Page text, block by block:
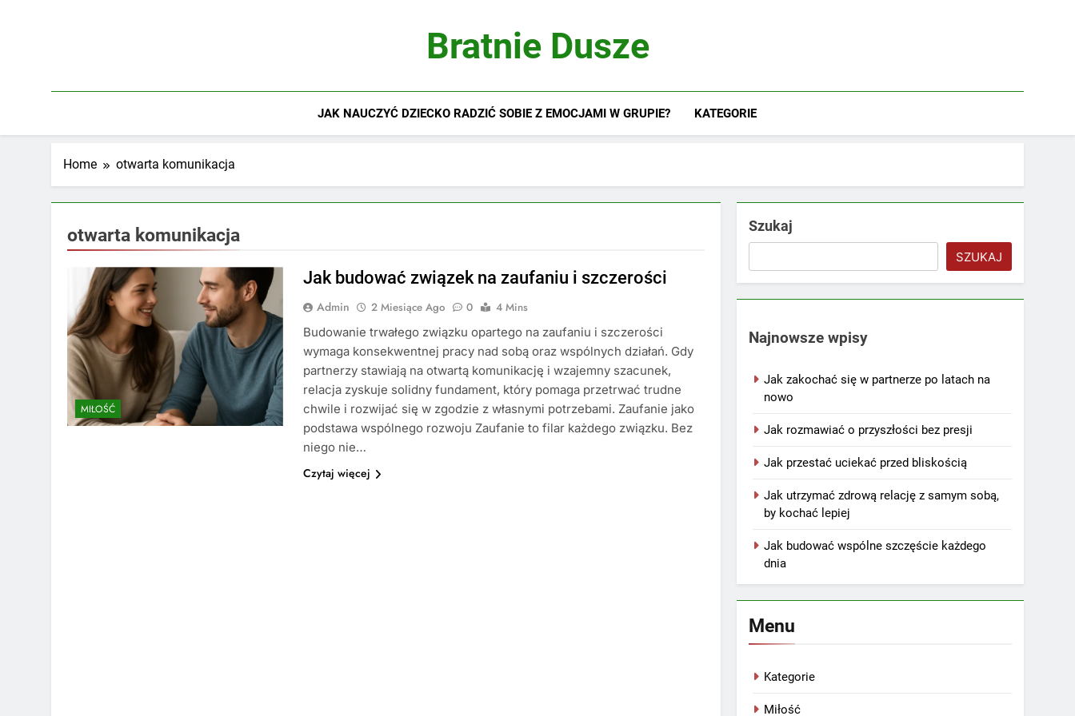
Bratnie Dusze
JAK NAUCZYĆ DZIECKO RADZIĆ SOBIE Z EMOCJAMI W GRUPIE? KATEGORIE
Home otwarta komunikacja
otwarta komunikacja
MIŁOŚĆ
Jak budować związek na zaufaniu i szczerości
Admin 2 Miesiące Ago 0
4 Mins
Budowanie trwałego związku opartego na zaufaniu i szczerości
wymaga konsekwentnej pracy nad sobą oraz wspólnych działań. Gdy
partnerzy stawiają na otwartą komunikację i wzajemny szacunek,
relacja zyskuje solidny fundament, który pomaga przetrwać trudne
chwile i rozwijać się w zgodzie z własnymi potrzebami. Zaufanie jako
podstawa wspólnego rozwoju Zaufanie to filar każdego związku. Bez
niego nie…
Czytaj więcej
Szukaj
SZUKAJ
Najnowsze wpisy
Jak zakochać się w partnerze po latach na
nowo
Jak rozmawiać o przyszłości bez presji
Jak przestać uciekać przed bliskością
Jak utrzymać zdrową relację z samym sobą,
by kochać lepiej
Jak budować wspólne szczęście każdego
dnia
Menu
Kategorie
Miłość